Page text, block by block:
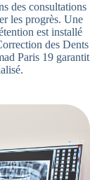
des consultations
les progrès. Une
est installé
des Dents
Paris 19 garantit